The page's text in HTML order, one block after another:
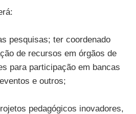
pesquisas; ter coordenado
de recursos em órgãos de
para participação em bancas
e outros;
pedagógicos inovadores,